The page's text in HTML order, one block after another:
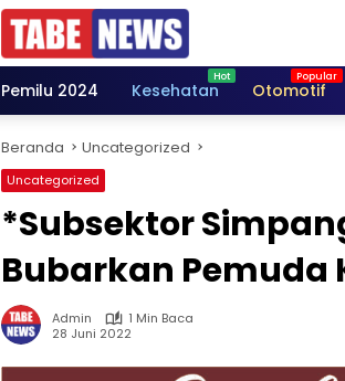
Pemilu 2024 Kesehatan Otomotif
Beranda Uncategorized
Uncategorized
*Subsektor
Bubarkan Pemuda
Admin
1 Min Baca
28 Juni 2022